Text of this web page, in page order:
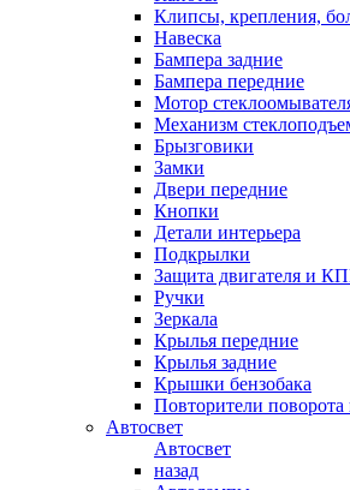
Клипсы, крепления,
Навеска
Бампера задние
Бампера передние
Мотор
Механизм
Брызговики
Замки
Двери передние
Кнопки
Детали интерьера
Подкрылки
Защита двигателя и
Ручки
Зеркала
Крылья передние
Крылья задние
Крышки бензобака
Повторители
Автосвет
Автосвет
назад